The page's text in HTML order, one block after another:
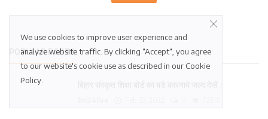
POPULAR POSTS
We use cookies to improve user experience and
analyze website traffic. By clicking “Accept“, you agree
to our website's cookie use as described in our Cookie
Policy